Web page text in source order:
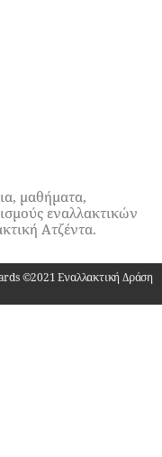
μαθήματα,
εναλλακτικών
Ατζέντα.
©2021 Εναλλακτική Δράση